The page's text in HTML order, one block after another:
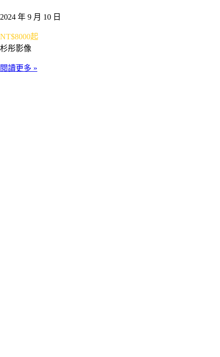
2024 年 9 月 10 日
NT$8000起
杉彤影像
閱讀更多 »